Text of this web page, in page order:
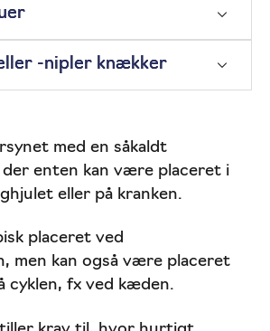
-nipler knækker
med en såkaldt
enten kan være placeret i
eller på kranken.
placeret ved
men kan også være placeret
cyklen, fx ved kæden.